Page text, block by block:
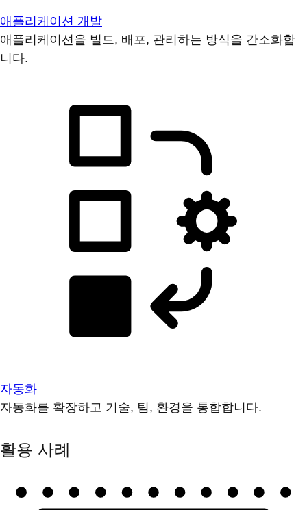
애플리케이션 개발
애플리케이션을 빌드, 배포, 관리하는 방식을 간소화합
니다.
자동화
자동화를 확장하고 기술, 팀, 환경을 통합합니다.
활용 사례